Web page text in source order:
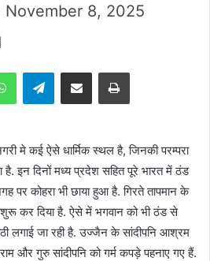
November 8, 2025
WhatsAppTelegramShare via Email Print
मे कई ऐसे धार्मिक स्थल है, जिनकी परम्परा
है. इन दिनों मध्य प्रदेश सहित पूरे भारत में ठंड
पर कोहरा भी छाया हुआ है. गिरते तापमान के
कर दिया है. ऐसे में भगवान को भी ठंड से
लगाई जा रही है. उज्जैन के सांदीपनि आश्रम
और गुरु सांदीपनि को गर्म कपड़े पहनाए गए हैं.